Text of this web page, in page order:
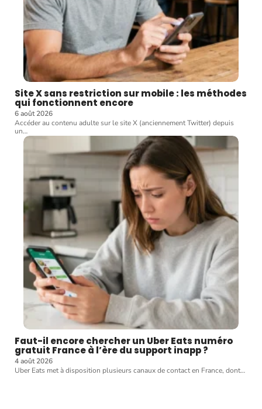
Site X sans restriction sur mobile : les méthodes
qui fonctionnent encore
6 août 2026
Accéder au contenu adulte sur le site X (anciennement Twitter) depuis
un…
Faut-il encore chercher un Uber Eats numéro
gratuit France à l’ère du support inapp ?
4 août 2026
Uber Eats met à disposition plusieurs canaux de contact en France, dont…